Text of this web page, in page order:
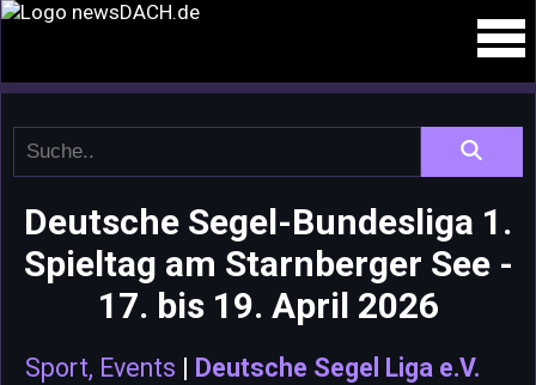
Deutsche Segel-Bundesliga 1.
Spieltag am Starnberger See -
17. bis 19. April 2026
Sport, Events | Deutsche Segel Liga e.V.